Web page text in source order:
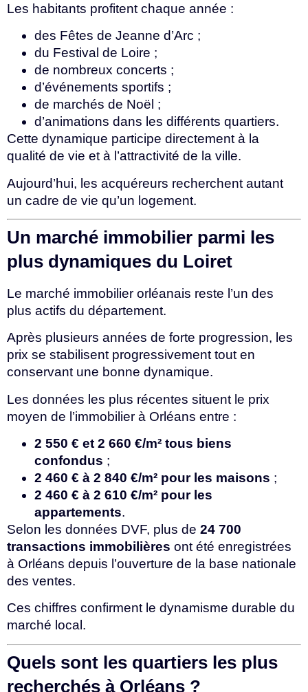
Les habitants profitent chaque année :
des Fêtes de Jeanne d’Arc ;
du Festival de Loire ;
de nombreux concerts ;
d’événements sportifs ;
de marchés de Noël ;
d’animations dans les différents quartiers.
Cette dynamique participe directement à la
qualité de vie et à l’attractivité de la ville.
Aujourd’hui, les acquéreurs recherchent autant
un cadre de vie qu’un logement.
Un marché immobilier parmi les
plus dynamiques du Loiret
Le marché immobilier orléanais reste l’un des
plus actifs du département.
Après plusieurs années de forte progression, les
prix se stabilisent progressivement tout en
conservant une bonne dynamique.
Les données les plus récentes situent le prix
moyen de l’immobilier à Orléans entre :
2 550 € et 2 660 €/m² tous biens
confondus ;
2 460 € à 2 840 €/m² pour les maisons ;
2 460 € à 2 610 €/m² pour les
appartements.
Selon les données DVF, plus de 24 700
transactions immobilières ont été enregistrées
à Orléans depuis l’ouverture de la base nationale
des ventes.
Ces chiffres confirment le dynamisme durable du
marché local.
Quels sont les quartiers les plus
recherchés à Orléans ?